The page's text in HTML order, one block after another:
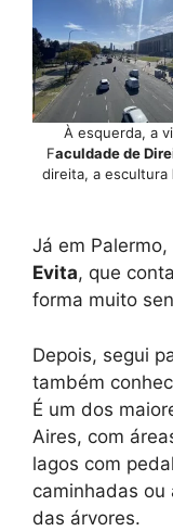
À esquerda, a
Faculdade de
direita, a escultura
Já em
Evita, que
forma muito
Depois, segui
também
É um dos
Aires, com
lagos com
caminhadas ou
das árvores.